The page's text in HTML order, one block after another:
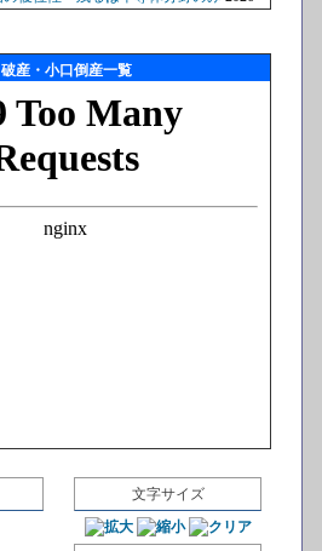
破産・小口倒産一覧
文字サイズ